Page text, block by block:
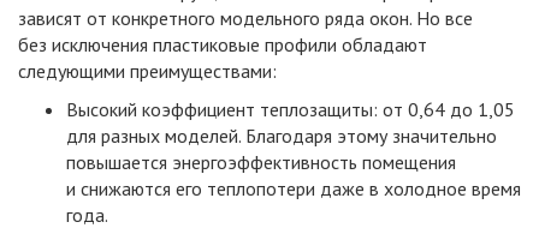
зависят от конкретного модельного ряда окон. Но все
без исключения пластиковые профили обладают
следующими преимуществами:
Высокий коэффициент теплозащиты: от 0,64 до 1,05
для разных моделей. Благодаря этому значительно
повышается энергоэффективность помещения
и снижаются его теплопотери даже в холодное время
года.